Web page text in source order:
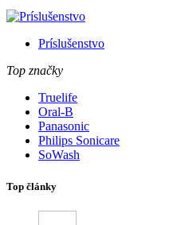
Príslušenstvo
Top značky
Truelife
Oral-B
Panasonic
Philips Sonicare
SoWash
Top články